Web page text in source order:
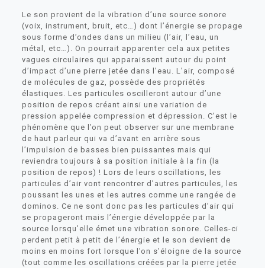
Le son provient de la vibration d’une source sonore
(voix, instrument, bruit, etc…) dont l’énergie se propage
sous forme d’ondes dans un milieu (l’air, l’eau, un
métal, etc…). On pourrait apparenter cela aux petites
vagues circulaires qui apparaissent autour du point
d’impact d’une pierre jetée dans l’eau. L’air, composé
de molécules de gaz, possède des propriétés
élastiques. Les particules oscilleront autour d’une
position de repos créant ainsi une variation de
pression appelée compression et dépression. C’est le
phénomène que l’on peut observer sur une membrane
de haut parleur qui va d’avant en arrière sous
l’impulsion de basses bien puissantes mais qui
reviendra toujours à sa position initiale à la fin (la
position de repos) ! Lors de leurs oscillations, les
particules d’air vont rencontrer d’autres particules, les
poussant les unes et les autres comme une rangée de
dominos. Ce ne sont donc pas les particules d’air qui
se propageront mais l’énergie développée par la
source lorsqu’elle émet une vibration sonore. Celles-ci
perdent petit à petit de l’énergie et le son devient de
moins en moins fort lorsque l’on s’éloigne de la source
(tout comme les oscillations créées par la pierre jetée